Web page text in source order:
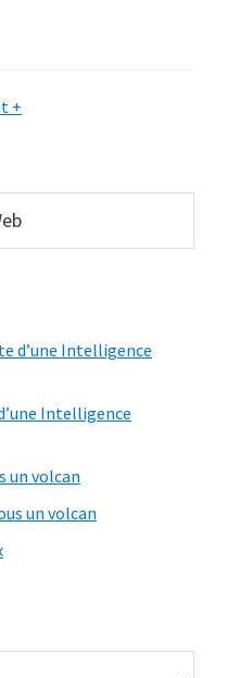
+
d’une Intelligence
Intelligence
un volcan
un volcan